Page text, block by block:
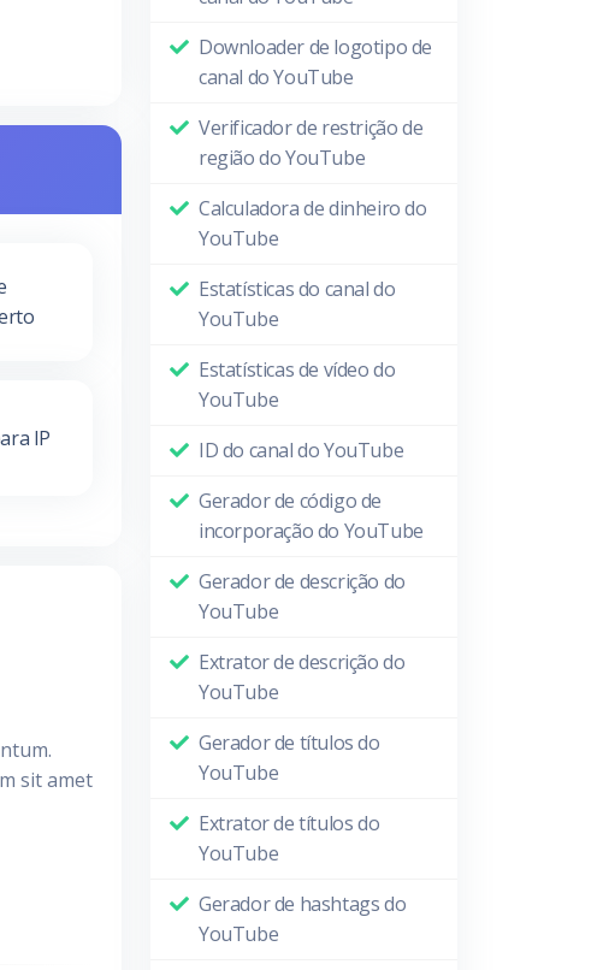
IP
sit amet
Downloader de logotipo de
canal do YouTube
Verificador de restrição de
região do YouTube
Calculadora de dinheiro do
YouTube
Estatísticas do canal do
YouTube
Estatísticas de vídeo do
YouTube
ID do canal do YouTube
Gerador de código de
incorporação do YouTube
Gerador de descrição do
YouTube
Extrator de descrição do
YouTube
Gerador de títulos do
YouTube
Extrator de títulos do
YouTube
Gerador de hashtags do
YouTube